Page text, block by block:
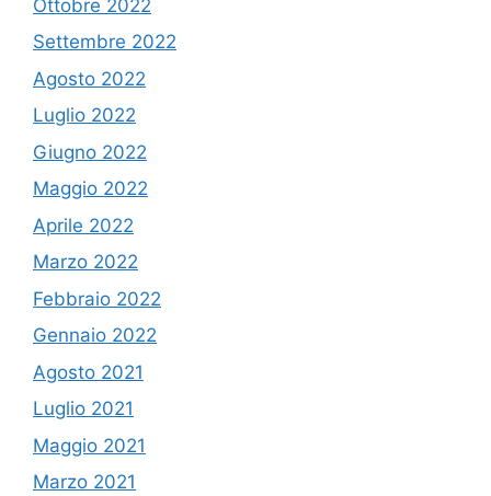
Ottobre 2022
Settembre 2022
Agosto 2022
Luglio 2022
Giugno 2022
Maggio 2022
Aprile 2022
Marzo 2022
Febbraio 2022
Gennaio 2022
Agosto 2021
Luglio 2021
Maggio 2021
Marzo 2021